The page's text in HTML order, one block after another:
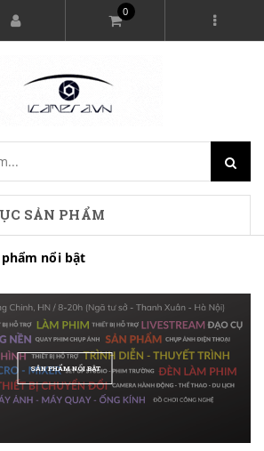
0
SẢN PHẨM
phẩm nổi bật
SẢN PHẨM NỔI BẬT